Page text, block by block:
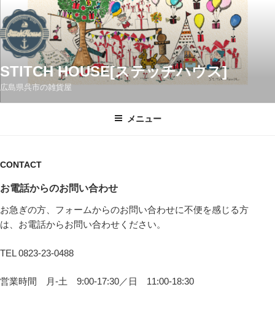
ン
テ
ン
ツ
へ
STITCH HOUSE[ステッチハウス]
広島県呉市の雑貨屋
メニュー
CONTACT
お電話からのお問い合わせ
お急ぎの方、フォームからのお問い合わせに不便を感じる方
は、お電話からお問い合わせください。
TEL 0823-23-0488
営業時間 月-土 9:00-17:30／日 11:00-18:30